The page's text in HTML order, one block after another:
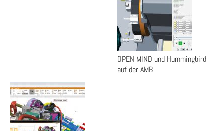
OPEN MIND und Hummingbird
auf der AMB